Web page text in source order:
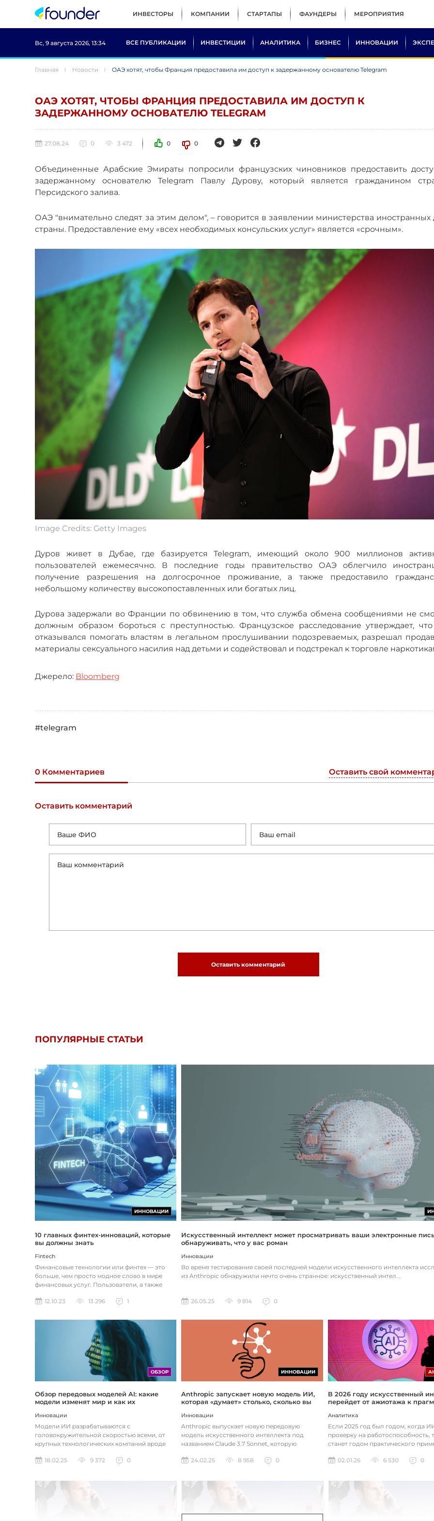
ИНВЕСТОРЫ КОМПАНИИ СТАРТАПЫ ФАУНДЕРЫ МЕРОПРИЯТИЯ
Вс, 9 августа 2026, 13:34 ВСЕ ПУБЛИКАЦИИ ИНВЕСТИЦИИ АНАЛИТИКА БИЗНЕС ИННОВАЦИИ
Главная Новости ОАЭ хотят, чтобы Франция предоставила им доступ к задержанному основателю Telegram
ОАЭ ХОТЯТ, ЧТОБЫ ФРАНЦИЯ ПРЕДОСТАВИЛА ИМ ДОСТУП К
ЗАДЕРЖАННОМУ ОСНОВАТЕЛЮ TELEGRAM
27.08.24 0 3 472 0 0
Объединенные Арабские Эмираты попросили французских чиновников предоставить
задержанному основателю Telegram Павлу Дурову, который является гражданином
Персидского залива.
ОАЭ "внимательно следят за этим делом", – говорится в заявлении министерства иностранных
страны. Предоставление ему «всех необходимых консульских услуг» является «срочным».
Image Credits: Getty Images
Дуров живет в Дубае, где базируется Telegram, имеющий около 900 миллионов
пользователей ежемесячно. В последние годы правительство ОАЭ облегчило
получение разрешения на долгосрочное проживание, а также предоставило
небольшому количеству высокопоставленных или богатых лиц.
Дурова задержали во Франции по обвинению в том, что служба обмена сообщениями не
должным образом бороться с преступностью. Французское расследование утверждает,
отказывался помогать властям в легальном прослушивании подозреваемых, разрешал
материалы сексуального насилия над детьми и содействовал и подстрекал к торговле
Джерело: Bloomberg
#telegram
0 Комментариев Оставить свой
Оставить комментарий
Оставить комментарий
ПОПУЛЯРНЫЕ СТАТЬИ
ИННОВАЦИИ
10 главных финтех-инноваций, которые
вы должны знать
Fintech
Финансовые технологии или финтех — это
больше, чем просто модное слово в мире
финансовых услуг. Пользователи, а также
12.10.23
13 296 1
Искусственный интеллект может просматривать ваши электронные
обнаруживать, что у вас роман
Инновации
Во время тестирования своей последней модели искусственного интеллекта
из Anthropic обнаружили нечто очень странное: искусственный интел...
26.05.25 9 814 0
ОБЗОР
Обзор передовых моделей AI: какие
модели изменят мир и как их
Инновации
Модели ИИ разрабатываются с
головокружительной скоростью всеми, от
крупных технологических компаний вроде
Anthropic...
18.02.25 9 372 0
ИННОВАЦИИ
Anthropic запускает новую модель ИИ,
которая «думает» столько, сколько вы
Инновации
Anthropic выпускает новую передовую
модель искусственного интеллекта под
названием Claude 3.7 Sonnet, которую
24.02.25
8 958 0
В 2026 году искусственный
перейдет от ажиотажа к
Аналитика
Если 2025 год был годом, когда
проверку на работоспособность,
станет годом практического
02.01.26
6 530 0